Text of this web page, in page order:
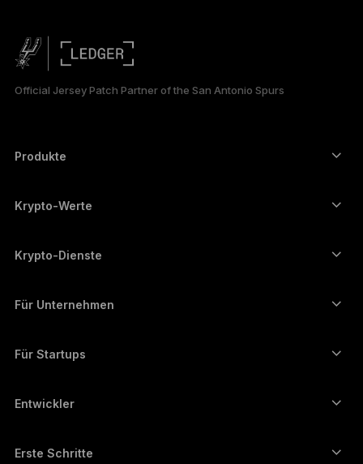
日本語
Official Jersey Patch Partner of the San Antonio Spurs
Produkte
Hardware Wallet
Ledger Stax
Ledger Nano Classics
Bündel
Alle Produkte
Krypto-Werte
Ethereum-Wallet
Cardano-Wallet
Monero-Wallet
Alle Vermögenswerte ansehen
Krypto-Dienste
Kryptos kaufen
Kryptos umtauschen
Für Unternehmen
Für Startups
Entwickler
Erste Schritte